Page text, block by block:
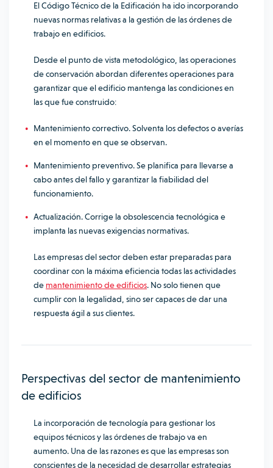
ElCódigo Técnico de la Edificación ha ido incorporando
nuevas normas relativas a la gestión de las órdenes de
trabajo en edificios.
Desde el punto de vista metodológico, las operaciones
de conservación abordan diferentes operaciones para
garantizar que el edificio mantenga las condiciones en
las que fue construido:
Mantenimiento correctivo. Solventa los defectos o averías
en el momento en que se observan.
Mantenimiento preventivo. Se planifica para llevarse a
cabo antes del fallo y garantizar la fiabilidad del
funcionamiento.
Actualización. Corrige la obsolescencia tecnológica e
implanta las nuevas exigencias normativas.
Las empresas del sector deben estar preparadas para
coordinar con la máxima eficiencia todas las actividades
de mantenimiento de edificios. No solo tienen que
cumplir con la legalidad, sino ser capaces de dar una
respuesta ágil a sus clientes.
Perspectivas del sector de mantenimiento
de edificios
La incorporación de tecnología para gestionar los
equipos técnicos y las órdenes de trabajo va en
aumento. Una de las razones es que las empresas son
conscientes de la necesidad de desarrollar estrategias